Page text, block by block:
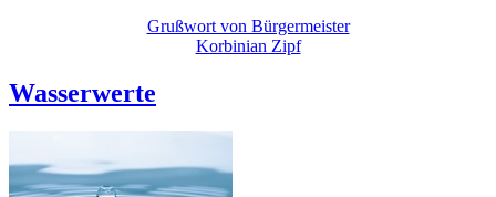
Grußwort von Bürgermeister
Korbinian Zipf
Wasserwerte